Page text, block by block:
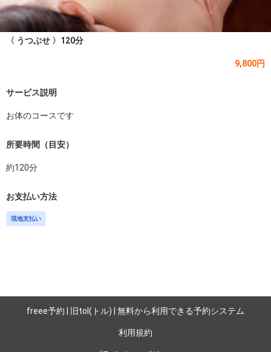
〈 うつぶせ 〉120分
9,800円
サービス説明
お体のコースです
所要時間（目安）
約120分
お支払い方法
現地支払い
freee予約 | 旧tol(トル) | 無料から利用できる予約システム
利用規約